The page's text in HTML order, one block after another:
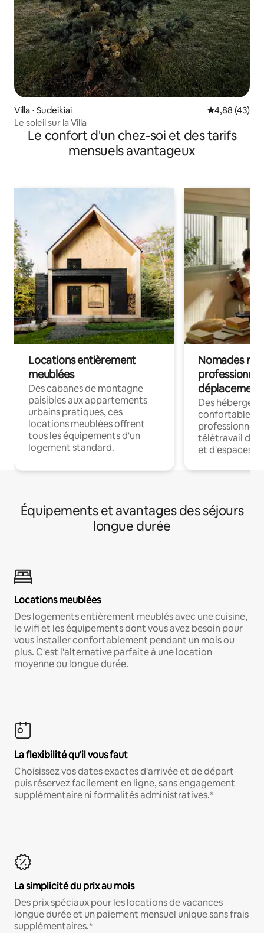
Villa ⋅ Sudeikiai Évaluation
4,88 (43)
Le soleil sur la Villa
Le confort d'un chez-soi et des tarifs
mensuels avantageux
Locations entièrement
meublées
Des cabanes de montagne
paisibles aux appartements
urbains pratiques, ces
locations meublées offrent
tous les équipements d'un
logement standard.
Nomades
déplacement
Des
confortables
professionnels
télétravail
et d'espaces
Équipements et avantages des séjours
longue durée
Locations meublées
Des logements entièrement meublés avec une cuisine,
le wifi et les équipements dont vous avez besoin pour
vous installer confortablement pendant un mois ou
plus. C'est l'alternative parfaite à une location
moyenne ou longue durée.
La flexibilité qu'il vous faut
Choisissez vos dates exactes d'arrivée et de départ
puis réservez facilement en ligne, sans engagement
supplémentaire ni formalités administratives.*
La simplicité du prix au mois
Des prix spéciaux pour les locations de vacances
longue durée et un paiement mensuel unique sans frais
supplémentaires.*